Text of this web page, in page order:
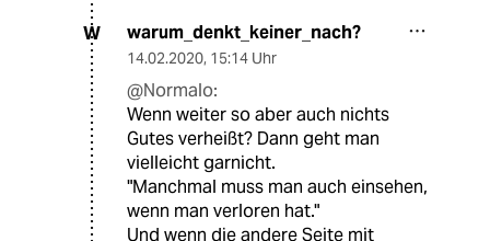
W warum_denkt_keiner_nach?
14.02.2020, 15:14 Uhr
@Normalo:
Wenn weiter so aber auch nichts
Gutes verheißt? Dann geht man
vielleicht garnicht.
"Manchmal muss man auch einsehen,
wenn man verloren hat."
Und wenn die andere Seite mit